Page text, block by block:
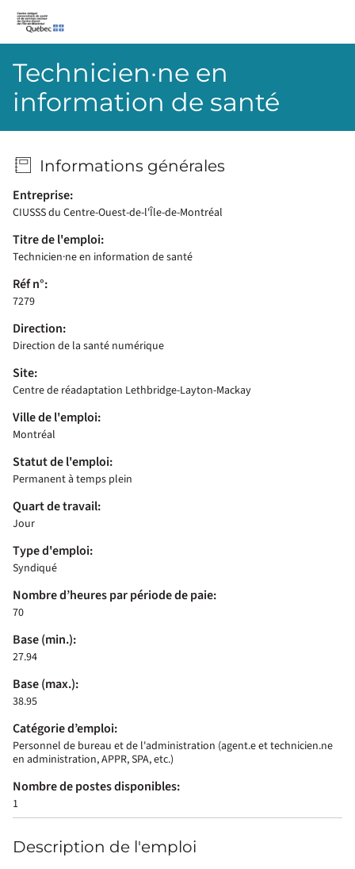
CIUSSS-du-Centre-Ouest-de-l’Île-de-Montréal
Technicien·ne en
information de santé
Informations générales
Entreprise:
CIUSSS du Centre-Ouest-de-l'Île-de-Montréal
Titre de l'emploi:
Technicien·ne en information de santé
Réf n°:
7279
Direction:
Direction de la santé numérique
Site:
Centre de réadaptation Lethbridge-Layton-Mackay
Ville de l'emploi:
Montréal
Statut de l'emploi:
Permanent à temps plein
Quart de travail:
Jour
Type d'emploi:
Syndiqué
Nombre d’heures par période de paie:
70
Base (min.):
27.94
Base (max.):
38.95
Catégorie d’emploi:
Personnel de bureau et de l'administration (agent.e et technicien.ne
en administration, APPR, SPA, etc.)
Nombre de postes disponibles:
1
Description de l'emploi